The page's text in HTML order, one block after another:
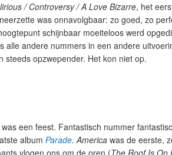
/ Controversy / A Love Bizarre, het
was onnavolgbaar: zo goed, zo
schijnbaar moeiteloos werd
alle andere nummers in een andere
opzwepender. Het kon niet op.
een feest. Fantastisch nummer
album Parade.America was de eerste,